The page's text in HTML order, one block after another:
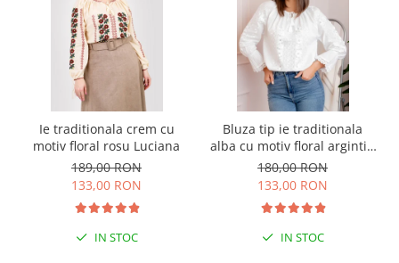
Ie traditionala crem cu
motiv floral rosu Luciana
189,00 RON
133,00 RON
IN STOC
Bluza tip ie traditionala
alba cu motiv floral argintiu
Angelica 02
180,00 RON
133,00 RON
IN STOC